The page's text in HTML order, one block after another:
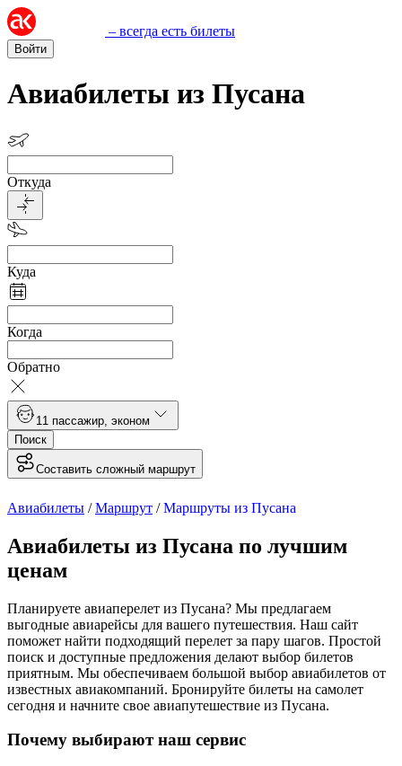
– всегда есть билеты
Войти
Авиабилеты из Пусана
Откуда
Куда
Когда
Обратно
1 1 пассажир эконом
Поиск
Составить сложный маршрут
Авиабилеты /Маршрут /Маршруты из Пусана
Авиабилеты из Пусана по лучшим
ценам
Планируете авиаперелет из Пусана? Мы предлагаем
выгодные авиарейсы для вашего путешествия. Наш сайт
поможет найти подходящий перелет за пару шагов. Простой
поиск и доступные предложения делают выбор билетов
приятным. Мы обеспечиваем большой выбор авиабилетов от
известных авиакомпаний. Бронируйте билеты на самолет
сегодня и начните свое авиапутешествие из Пусана.
Почему выбирают наш сервис